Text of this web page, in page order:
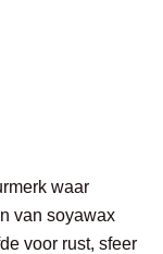
waar
van soyawax
voor rust, sfeer